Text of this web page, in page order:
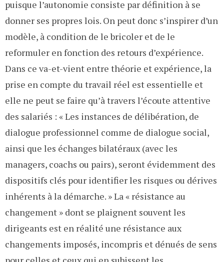
puisque l’autonomie consiste par définition à se
donner ses propres lois. On peut donc s’inspirer d’un
modèle, à condition de le bricoler et de le
reformuler en fonction des retours d’expérience.
Dans ce va-et-vient entre théorie et expérience, la
prise en compte du travail réel est essentielle et
elle ne peut se faire qu’à travers l’écoute attentive
des salariés : « Les instances de délibération, de
dialogue professionnel comme de dialogue social,
ainsi que les échanges bilatéraux (avec les
managers, coachs ou pairs), seront évidemment des
dispositifs clés pour identifier les risques ou dérives
inhérents à la démarche. » La « résistance au
changement » dont se plaignent souvent les
dirigeants est en réalité une résistance aux
changements imposés, incompris et dénués de sens